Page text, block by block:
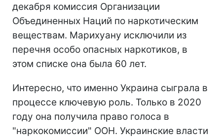
декабря комиссия Организации
Объединенных Наций по наркотическим
веществам. Марихуану исключили из
перечня особо опасных наркотиков, в
этом списке она была 60 лет.
Интересно, что именно Украина сыграла в
процессе ключевую роль. Только в 2020
году она получила право голоса в
"наркокомиссии" ООН. Украинские власти